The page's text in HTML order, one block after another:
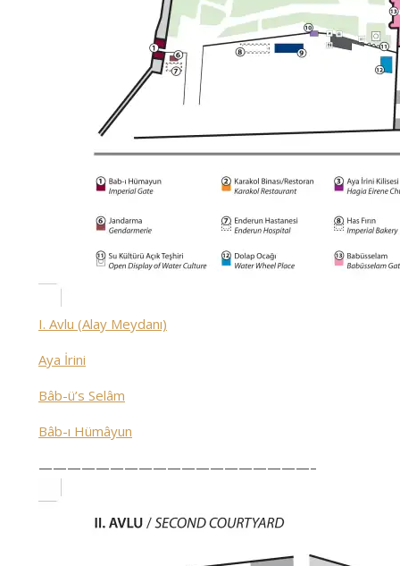
I. Avlu (Alay Meydanı)
Aya İrini
Bâb-ü’s Selâm
Bâb-ı Hümâyun
———————————————————–